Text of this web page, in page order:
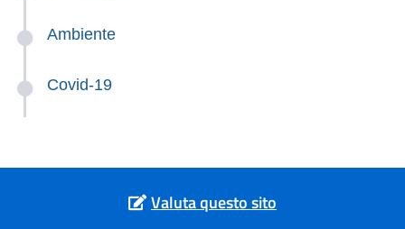
Ambiente
Covid-19
Valuta questo sito